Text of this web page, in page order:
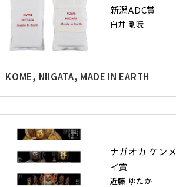
新潟ADC賞
白井 剛暁
KOME, NIIGATA, MADE IN EARTH
ナガオカ ケンメ
イ賞
近藤 ゆたか